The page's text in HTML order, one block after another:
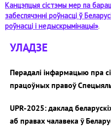
Канцэпцыя сістэмы мер па
забеспячэнні роўнасці ў
роўнасці і недыскрымінацыі».
УЛАДЗЕ
Перадалі інфармацыю пра
працоўных правоў
UPR-2025: даклад
аб правах чалавека ў